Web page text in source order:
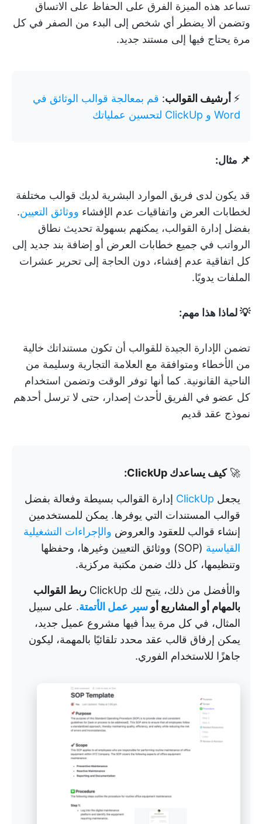
تساعد هذه الميزة الفرق على الحفاظ على الاتساق
وتضمن ألا يضطر أي شخص إلى البدء من الصفر في كل
مرة يحتاج فيها إلى مستند جديد.
⚡️ أرشيف القوالب: قم بمعالجة قوالب الوثائق في
Word و ClickUp لتحسين عملياتك
📌 مثال:
قد يكون لدى فريق الموارد البشرية لديك قوالب مختلفة
لخطابات العرض واتفاقيات عدم الإفشاء ووثائق التعيين.
بفضل إدارة القوالب، يمكنهم بسهولة تحديث نطاق
الرواتب في جميع خطابات العرض أو إضافة بند جديد إلى
كل اتفاقية عدم إفشاء، دون الحاجة إلى تحرير عشرات
الملفات يدويًا.
💡 لماذا هذا مهم:
تضمن الإدارة الجيدة للقوالب أن تكون مستنداتك خالية
من الأخطاء ومتوافقة مع العلامة التجارية وسليمة من
الناحية القانونية. كما أنها توفر الوقت وتضمن استخدام
كل عضو في الفريق لأحدث إصدار، حتى لا ترسل أحدهم
نموذج عقد قديم
🚀كيف يساعدك ClickUp:
يجعل ClickUp إدارة القوالب بسيطة وفعالة بفضل
قوالب المستندات التي يوفرها. يمكن للمستخدمين
إنشاء قوالب للعقود والعروض والإجراءات التشغيلية
القياسية
(SOP) ووثائق التعيين وغيرها، وحفظها
وتنظيمها، كل ذلك ضمن مكتبة مركزية.
والأفضل من ذلك، يتيح لك ClickUp
ربط القوالب
بالمهام أو المشاريع أو سير عمل الأتمتة. على سبيل
المثال، في كل مرة يبدأ فيها مشروع عميل جديد،
يمكن إرفاق قالب عقد محدد تلقائيًا بالمهمة، ليكون
جاهزًا للاستخدام الفوري.